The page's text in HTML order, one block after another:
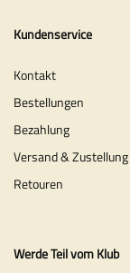
Kundenservice
Kontakt
Bestellungen
Bezahlung
Versand & Zustellung
Retouren
Werde Teil vom Klub